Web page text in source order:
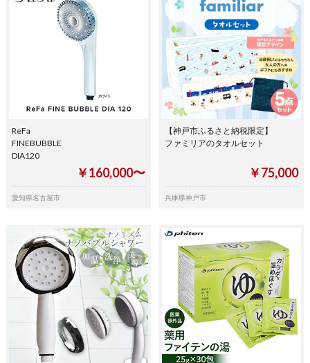
ReFa
FINEBUBBLE
DIA120
￥160,000〜
愛知県名古屋市
【神戸市ふるさと納税限定】
ファミリアのタオルセット
￥75,000
兵庫県神戸市